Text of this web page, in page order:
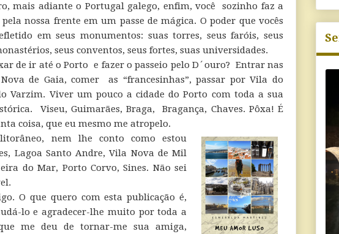
mais adiante o Portugal galego, enfim, você sozinho faz a
nossa frente em um passe de mágica. O poder que vocês
em seus monumentos: suas torres, seus faróis, seus
seus conventos, seus fortes, suas universidades.
de ir até o Porto e fazer o passeio pelo D´ouro? Entrar nas
de Gaia, comer as “francesinhas”, passar por Vila do
Varzim. Viver um pouco a cidade do Porto com toda a sua
Viseu, Guimarães, Braga, Bragança, Chaves. Pôxa! É
coisa, que eu mesmo me atropelo.
nem lhe conto como estou
Lagoa Santo Andre, Vila Nova de Mil
do Mar, Porto Corvo, Sines. Não sei
O que quero com esta publicação é,
lo e agradecer-lhe muito por toda a
me deu de tornar-me sua amiga,